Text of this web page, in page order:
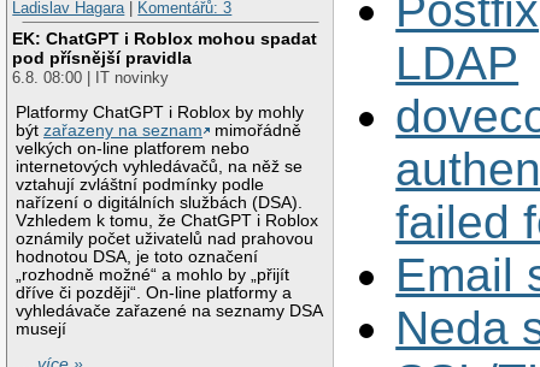
Ladislav Hagara
Komentářů: 3
EK: ChatGPT i Roblox mohou spadat
pod přísnější pravidla
6.8. 08:00 | IT novinky
Platformy ChatGPT i Roblox by mohly
býtzařazeny na seznam
mimořádně
velkých on-line platforem nebo
internetových vyhledávačů, na něž se
vztahují zvláštní podmínky podle
nařízení o digitálních službách (DSA).
Vzhledem k tomu, že ChatGPT i Roblox
oznámily počet uživatelů nad prahovou
hodnotou DSA, je toto označení
„rozhodně možné“ a mohlo by „přijít
dříve či později“. On-line platformy a
vyhledávače zařazené na seznamy DSA
musejí
LDAP
failed
Email
Neda